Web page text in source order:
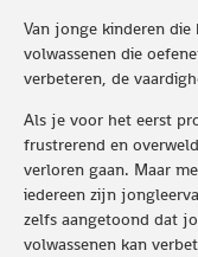
Van jonge kinderen
volwassenen die
verbeteren, de
Als je voor het eerst
frustrerend en
verloren gaan. Maar
iedereen zijn
zelfs aangetoond dat
volwassenen kan